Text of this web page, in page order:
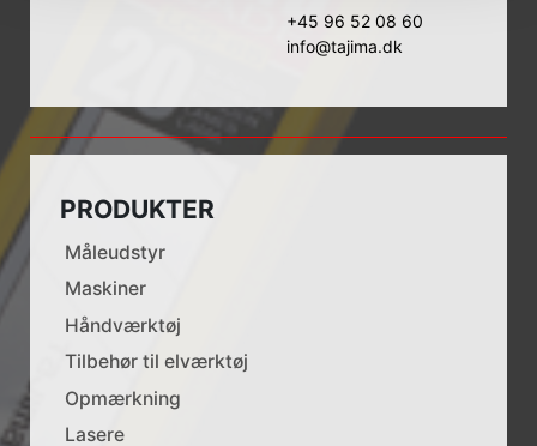
+45 96 52 08 60
info@tajima.dk
PRODUKTER
Måleudstyr
Maskiner
Håndværktøj
Tilbehør til elværktøj
Opmærkning
Lasere